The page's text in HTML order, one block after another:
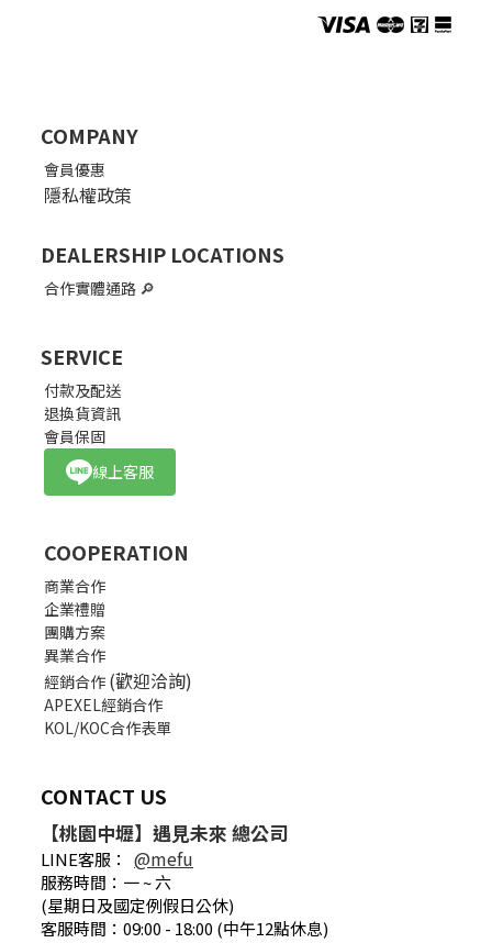
COMPANY
會員優惠
隱私權政策
DEALERSHIP LOCATIONS
合作實體通路 🔎
SERVICE
付款及配送
退換貨資訊
會員保固
線上客服
COOPERATION
商業合作
企業禮贈
團購方案
異業合作
經銷合作 (歡迎洽詢)
APEXEL經銷合作
KOL/KOC合作表單
CONTACT US
【桃園中壢】遇見未來 總公司
LINE客服： @mefu
服務時間：一 ~ 六
(星期日及國定例假日公休)
客服時間：09:00 - 18:00 (中午12點休息)